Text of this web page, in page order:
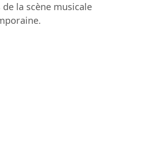
la scène musicale